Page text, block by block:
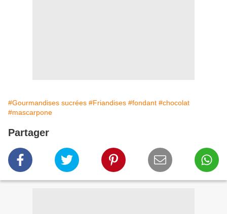
#Gourmandises sucrées #Friandises #fondant #chocolat
#mascarpone
Partager